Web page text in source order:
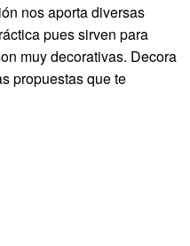
nos aporta diversas
pues sirven para
muy decorativas. Decora
propuestas que te